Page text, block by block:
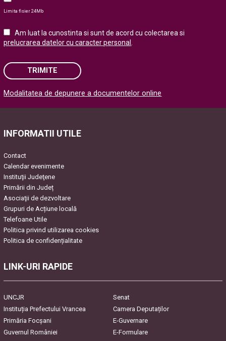
Limita fisier 24Mb
Am luat la cunostinta si sunt de acord cu colectarea si
prelucrarea datelor cu caracter personal
TRIMITE
Please leave this field empty.
Modalitatea de depunere a documentelor online
INFORMATII UTILE
Contact
Calendar evenimente
Instituţii Judeţene
Primării din Județ
Asociaţii de dezvoltare
Grupuri de Acțiune locală
Telefoane Utile
Politica privind utilizarea cookies
Politica de confidențialitate
LINK-URI RAPIDE
UNCJR
Senat
Instituția Prefectului Vrancea
Camera Deputaților
Primăria Focşani
E-Guvernare
Guvernul României
E-Formulare